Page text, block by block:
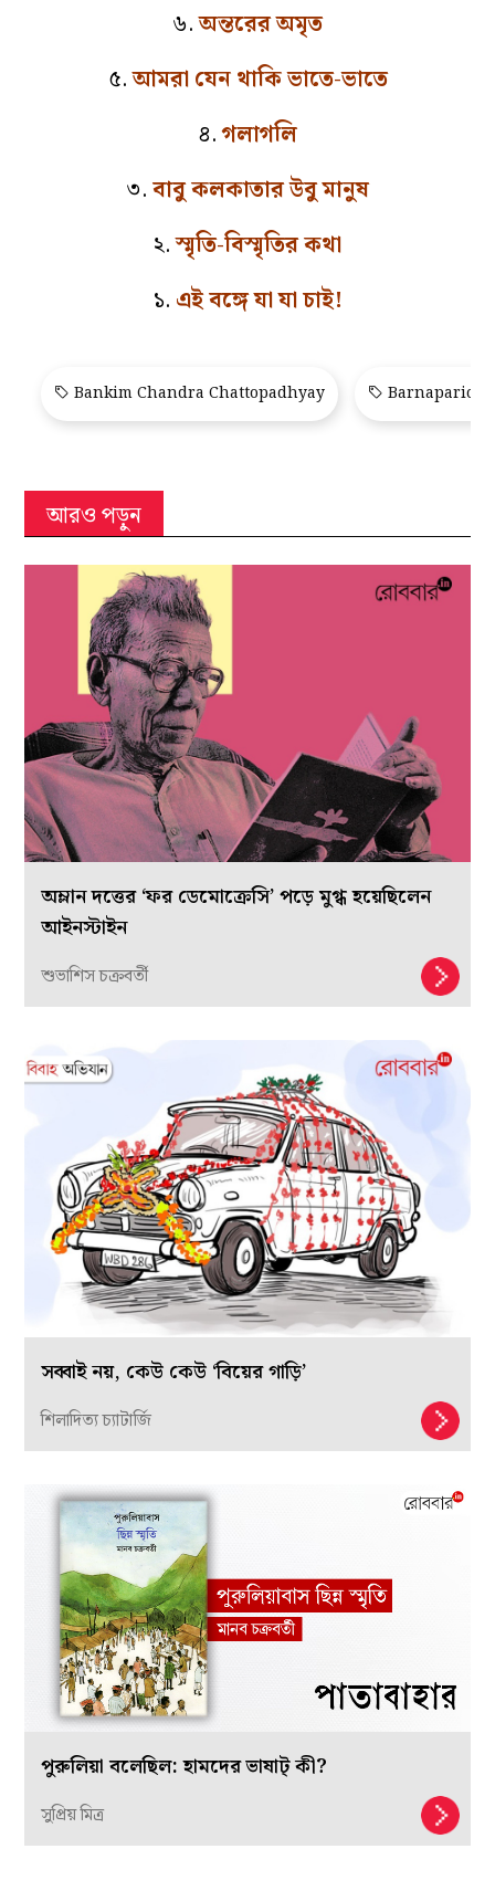
৬.অন্তরের অমৃত
৫.আমরা যেন থাকি ভাতে-ভাতে
৪.গলাগলি
৩.বাবু কলকাতার উবু মানুষ
২.স্মৃতি-বিস্মৃতির কথা
১. এই বঙ্গে যা যা চাই!
Bankim Chandra Chattopadhyay
আরও পড়ুন
অম্লান দত্তের ‘ফর ডেমোক্রেসি’ পড়ে মুগ্ধ হয়েছিলেন
আইনস্টাইন
শুভাশিস চক্রবর্তী
সব্বাই নয়, কেউ কেউ ‘বিয়ের গাড়ি’
শিলাদিত্য চ্যাটার্জি
পুরুলিয়া বলেছিল: হামদের ভাষাট্‌ কী?
সুপ্রিয় মিত্র